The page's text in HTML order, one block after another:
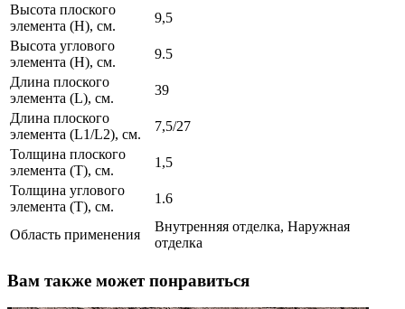
Высота плоского
элемента (H), см.
9,5
Высота углового
элемента (H), см.
9.5
Длина плоского
элемента (L), см.
39
Длина плоского
элемента (L1/L2), см.
7,5/27
Толщина плоского
элемента (T), см.
1,5
Толщина углового
элемента (T), см.
1.6
Область применения
Внутренняя отделка, Наружная
отделка
Вам также может понравиться